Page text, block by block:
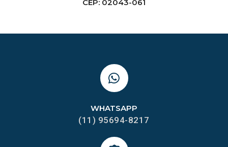
CEP: 02043-061
WHATSAPP
(11) 95694-8217